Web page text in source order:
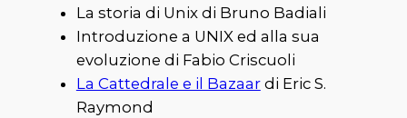
La storia di Unix di Bruno Badiali
Introduzione a UNIX ed alla sua
evoluzione di Fabio Criscuoli
La Cattedrale e il Bazaardi Eric S.
Raymond